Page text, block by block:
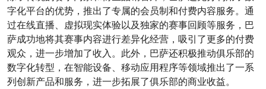
字化平台的优势，推出了专属的会员制和付费内容服务。通
过在线直播、虚拟现实体验以及独家的赛事回顾等服务，巴
萨成功地将其赛事内容进行差异化经营，吸引了更多的付费
观众，进一步增加了收入。此外，巴萨还积极推动俱乐部的
数字化转型，在智能设备、移动应用程序等领域推出了一系
列创新产品和服务，进一步拓展了俱乐部的商业收益。